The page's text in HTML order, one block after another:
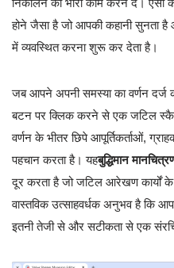
होने जैसा है जो आपकी कहानी सुनता
में व्यवस्थित करना शुरू कर देता है।
जब आपने अपनी समस्या का वर्णन दर्ज
बटन पर क्लिक करने से एक जटिल
वर्णन के भीतर छिपे आपूर्तिकर्ताओं,
पहचान करता है। यहबुद्धिमान
दूर करता है जो जटिल आरेखण कार्यों
वास्तविक उत्साहवर्धक अनुभव है कि
इतनी तेजी से और सटीकता से एक